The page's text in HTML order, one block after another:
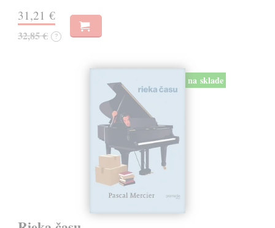
31,21 €
32,85 € ?
na sklade